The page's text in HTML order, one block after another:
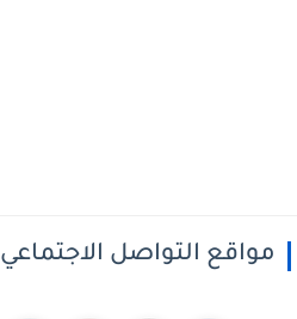
مواقع التواصل الاجتماعي